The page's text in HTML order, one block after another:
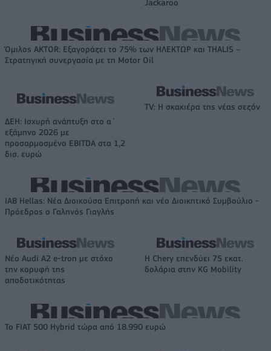
Jackaroo
Όμιλος AKTOR: Εξαγοράζει το 75% των ΗΛΕΚΤΩΡ και THALIS –
Στρατηγική συνεργασία με τη Motor Oil
ΔΕΗ: Ισχυρή ανάπτυξη στο α΄
εξάμηνο 2026 με
προσαρμοσμένο EBITDA στα 1,2
δισ. ευρώ
TV: Η σκακιέρα της νέας σεζόν
IAB Hellas: Νέα Διοικούσα Επιτροπή και νέο Διοικητικό Συμβούλιο -
Πρόεδρος ο Γαληνός Γιαγλής
Νέο Audi A2 e-tron με στόχο
την κορυφή της
αποδοτικότητας
Η Chery επενδύει 75 εκατ.
δολάρια στην KG Mobility
Το FIAT 500 Hybrid τώρα από 18.990 ευρώ